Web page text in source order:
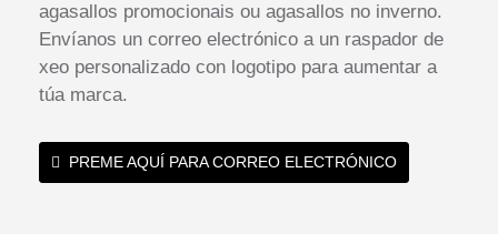
agasallos promocionais ou agasallos no inverno.
Envíanos un correo electrónico a un raspador de
xeo personalizado con logotipo para aumentar a
túa marca.
PREME AQUÍ PARA CORREO ELECTRÓNICO